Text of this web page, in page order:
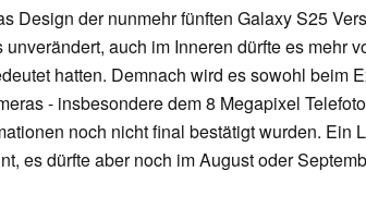
Design der nunmehr fünften Galaxy S25
auch im Inneren dürfte es mehr
hatten. Demnach wird es sowohl beim
- insbesondere dem 8 Megapixel
noch nicht final bestätigt wurden. Ein
es dürfte aber noch im August oder